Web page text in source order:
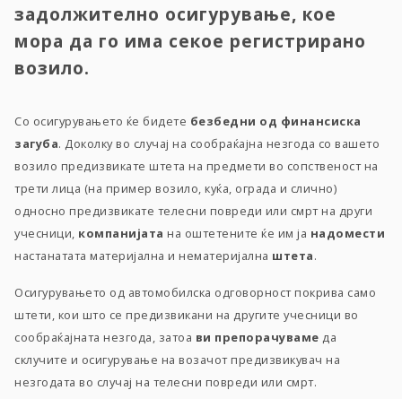
задолжително осигурување, кое
мора да го има секое регистрирано
возило.
Со осигурувањето ќе бидете безбедни од финансиска
загуба. Доколку во случај на сообраќајна незгода со вашето
возило предизвикате штета на предмети во сопственост на
трети лица (на пример возило, куќа, ограда и слично)
односно предизвикате телесни повреди или смрт на други
учесници, компанијата на оштетените ќе им ја надомести
настанатата материјална и нематеријална штета.
Осигурувањето од автомобилска одговорност покрива само
штети, кои што се предизвикани на другите учесници во
сообраќајната незгода, затоа ви препорачуваме да
склучите и осигурување на возачот предизвикувач на
незгодата во случај на телесни повреди или смрт.